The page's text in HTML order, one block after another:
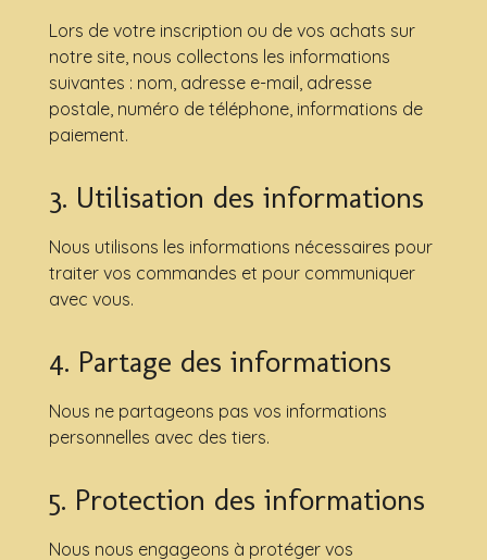
Lors de votre inscription ou de vos achats sur
notre site, nous collectons les informations
suivantes : nom, adresse e-mail, adresse
postale, numéro de téléphone, informations de
paiement.
3. Utilisation des informations
Nous utilisons les informations nécessaires pour
traiter vos commandes et pour communiquer
avec vous.
4. Partage des informations
Nous ne partageons pas vos informations
personnelles avec des tiers.
5. Protection des informations
Nous nous engageons à protéger vos